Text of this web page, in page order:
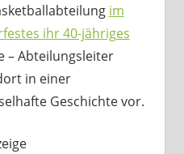
im
ihr 40-jähriges
– Abteilungsleiter
in einer
Geschichte vor.